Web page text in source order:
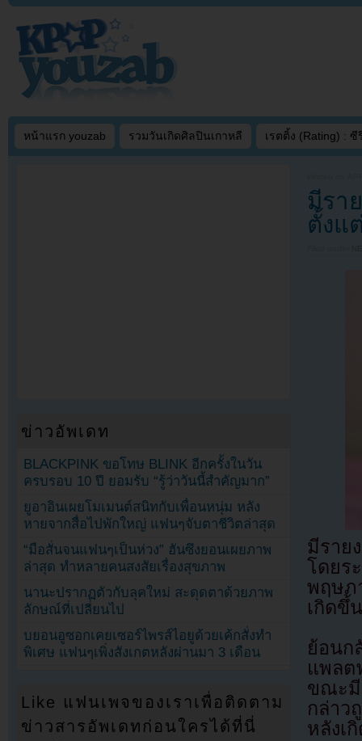
หน้าแรก youzab รวมวันเกิดศิลปินเกาหลี เรตติ้ง (Rating) : ซี
มีรา
ตั้งแ
มีราย
โดยร
พฤษภ
เกิดขึ้น
ย้อน
แพลต
ขณะมี
กล่าว
หลังเ
ข่าวอัพเดท
BLACKPINK ขอโทษ BLINK อีกครั้งในวัน
ครบรอบ 10 ปี ยอมรับ “รู้ว่าวันนี้สำคัญมาก”
ยูอาอินเผยโมเมนต์สนิทกับเพื่อนหนุ่ม หลัง
หายจากสื่อไปพักใหญ่ แฟนๆจับตาชีวิตล่าสุด
“มือสั่นจนแฟนๆเป็นห่วง” ฮันซึงยอนเผยภาพ
ล่าสุด ทำหลายคนสงสัยเรื่องสุขภาพ
นานะปรากฏตัวกับลุคใหม่ สะดุดตาด้วยภาพ
ลักษณ์ที่เปลี่ยนไป
บยอนอูซอกเคยเซอร์ไพรส์ไอยูด้วยเค้กสั่งทำ
พิเศษ แฟนๆเพิ่งสังเกตหลังผ่านมา 3 เดือน
Like แฟนเพจของเราเพื่อติดตาม
ข่าวสารอัพเดทก่อนใครได้ที่นี่